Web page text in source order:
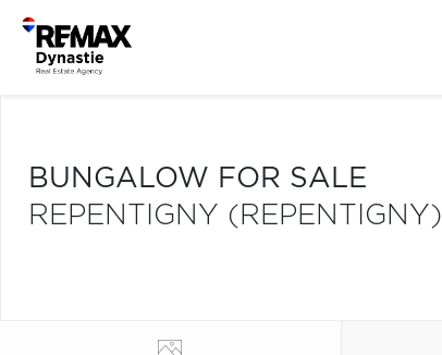
BUNGALOW FOR SALE
REPENTIGNY (REPENTIGNY)